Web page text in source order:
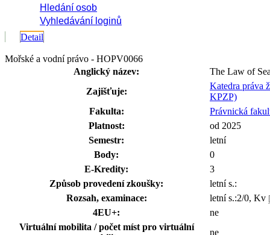
Hledání osob
Vyhledávání loginů
Detail
Mořské a vodní právo - HOPV0066
Anglický název:
The Law of
Zajišťuje:
Katedra práva
KPZP)
Fakulta:
Právnická
Platnost:
od 2025
Semestr:
letní
Body:
0
E-Kredity:
3
Způsob provedení zkoušky:
letní s.:
Rozsah, examinace:
letní s.:2/0, Kv
4EU+:
ne
Virtuální mobilita / počet míst pro virtuální
ne